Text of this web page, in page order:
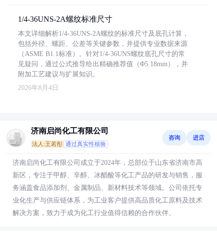
1/4-36UNS-2A螺纹标准尺寸
本文详细解析1/4-36UNS-2A螺纹的标准尺寸及底孔计算，
包括外径、螺距、公差等关键参数，并提供专业数据来源
（ASME B1.1标准）。针对1/4-36UNS螺纹底孔尺寸的常
见疑问，通过公式推导给出精确推荐值（Φ5.18mm），并
附加工艺建议与扩展知识。
2026年8月4日
济南启尚化工有限公司
法人:王若彤 通过真实性核验
咨询 进店
济南启尚化工有限公司成立于2024年，总部位于山东省济南市高
新区，专注于甲醇、辛醇、冰醋酸等化工产品的研发与销售，服
务涵盖食品添加剂、金属制品、新材料技术等领域。公司依托专
业化生产与供应链体系，为工业客户提供高品质化工原料及技术
解决方案，致力于成为化工行业值得信赖的合作伙伴。